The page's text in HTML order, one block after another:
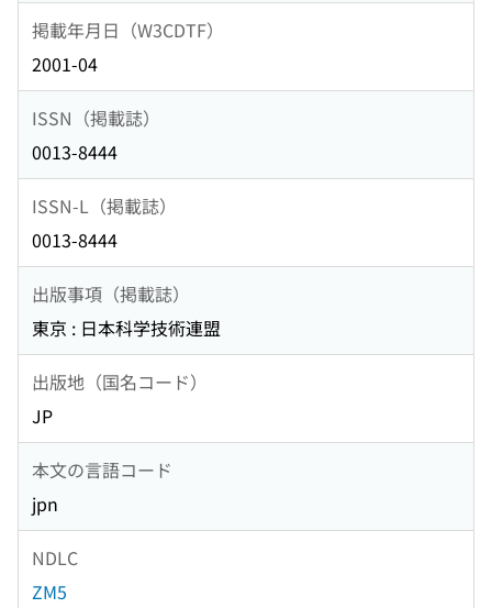
掲載年月日（W3CDTF）
2001-04
ISSN（掲載誌）
0013-8444
ISSN-L（掲載誌）
0013-8444
出版事項（掲載誌）
東京 : 日本科学技術連盟
出版地（国名コード）
JP
本文の言語コード
jpn
NDLC
ZM5